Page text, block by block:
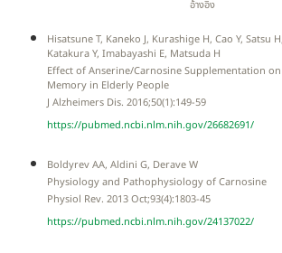
อ้างอิง
Hisatsune T, Kaneko J, Kurashige H, Cao Y, Satsu
Katakura Y, Imabayashi E, Matsuda H
Effect of Anserine/Carnosine Supplementation
Memory in Elderly People
J Alzheimers Dis. 2016;50(1):149-59
https://pubmed.ncbi.nlm.nih.gov/26682691/
Boldyrev AA, Aldini G, Derave W
Physiology and Pathophysiology of Carnosine
Physiol Rev. 2013 Oct;93(4):1803-45
https://pubmed.ncbi.nlm.nih.gov/24137022/